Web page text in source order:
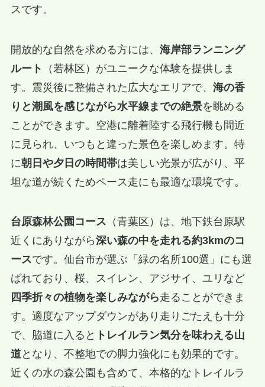
スです。
開放的な自然を求める方には、 海岸部ランニング
ルート
（若林区）がユニークな体験を提供しま
す。震災後に整備された広大なエリアで、 海の香
りと潮風を感じながら水平線までの絶景を眺める
ことができます。空港に離着陸する飛行機も間近
に見られ、いつもと違った景色を楽しめます。特
に朝日や夕日の時間帯は美しい光景が広がり、平
坦な道が続くためペース走にも最適な環境です。
台原森林公園コース （青葉区）は、地下鉄台原駅
近くにありながら深い森の中を走れる約3kmのコ
ースです。仙台市が選ぶ「緑の名所100選」にも選
ばれており、桜、スイレン、アジサイ、ユリなど
四季折々の植物を楽しみながら走ることができま
す。適度なアップダウンがあり走りごたえも十分
で、脇道に入ると トレイルラン気分を味わえる山
道となり、不整地での脚力強化にも効果的です。
近くの水の森公園も含めて、本格的なトレイルラ